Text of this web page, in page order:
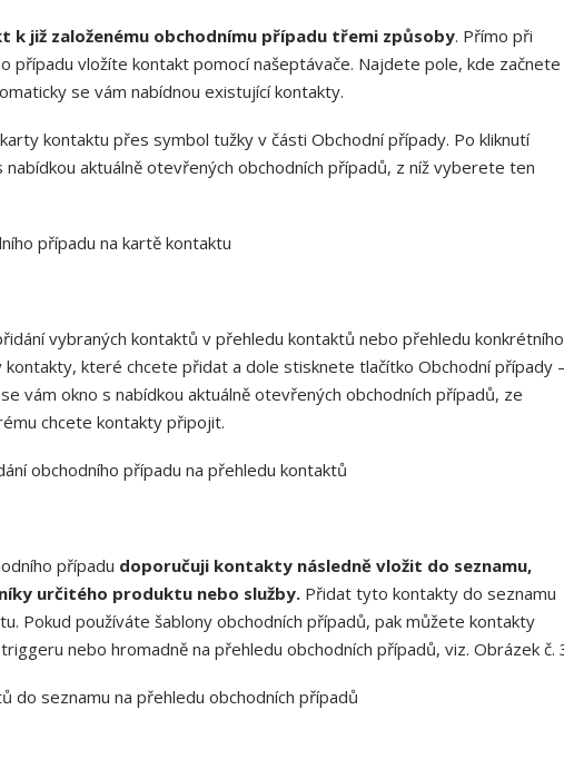
k již založenému obchodnímu případu třemi způsoby. Přímo při
případu vložíte kontakt pomocí našeptávače. Najdete pole, kde začnete
se vám nabídnou existující kontakty.
kontaktu přes symbol tužky v části Obchodní případy. Po kliknutí
aktuálně otevřených obchodních případů, z níž vyberete ten
případu na kartě kontaktu
vybraných kontaktů v přehledu kontaktů nebo přehledu konkrétního
kontakty, které chcete přidat a dole stisknete tlačítko Obchodní případy –
vám okno s nabídkou aktuálně otevřených obchodních případů, ze
chcete kontakty připojit.
obchodního případu na přehledu kontaktů
případu doporučuji kontakty následně vložit do seznamu,
určitého produktu nebo služby. Přidat tyto kontakty do seznamu
Pokud používáte šablony obchodních případů, pak můžete kontakty
nebo hromadně na přehledu obchodních případů, viz. Obrázek č.
do seznamu na přehledu obchodních případů